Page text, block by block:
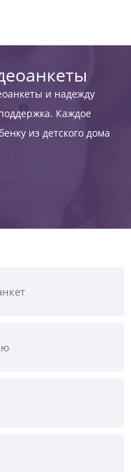
и надежду
Каждое
из детского дома